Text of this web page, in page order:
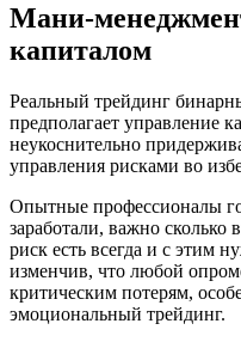
Мани-
капиталом
Реальный трейдинг
предполагает управление
неукоснительно
управления рисками во
Опытные профессионалы
заработали, важно
риск есть всегда и с этим
изменчив, что любой
критическим потерям,
эмоциональный трейдинг.